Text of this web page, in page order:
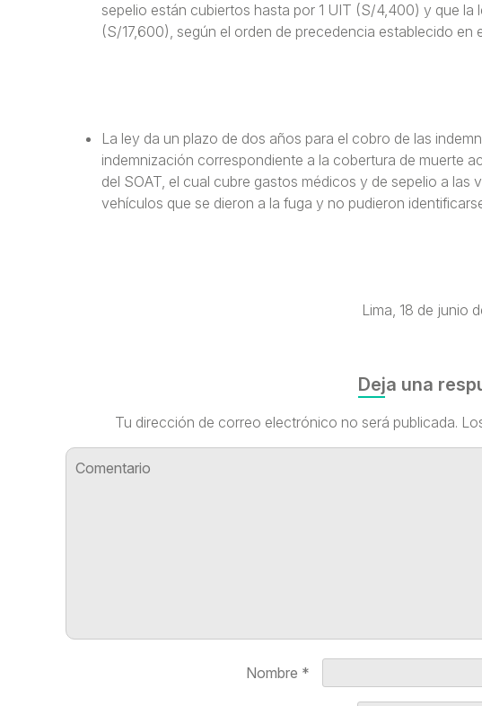
sepelio están cubiertos hasta por 1 UIT (S/4,400) y que
(S/17,600), según el orden de precedencia establecido en
La ley da un plazo de dos años para el cobro de las
indemnización correspondiente a la cobertura de muerte
del SOAT, el cual cubre gastos médicos y de sepelio a
vehículos que se dieron a la fuga y no pudieron
Lima, 18 de junio
Deja una
Tu dirección de correo electrónico no será publicada.
Nombre *